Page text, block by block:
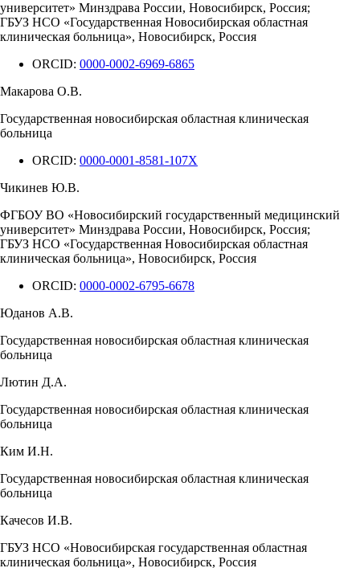
университет» Минздрава России, Новосибирск, Россия;
ГБУЗ НСО «Государственная Новосибирская областная
клиническая больница», Новосибирск, Россия
ORCID: 0000-0002-6969-6865
Макарова О.В.
Государственная новосибирская областная клиническая
больница
ORCID: 0000-0001-8581-107X
Чикинев Ю.В.
ФГБОУ ВО «Новосибирский государственный медицинский
университет» Минздрава России, Новосибирск, Россия;
ГБУЗ НСО «Государственная Новосибирская областная
клиническая больница», Новосибирск, Россия
ORCID: 0000-0002-6795-6678
Юданов А.В.
Государственная новосибирская областная клиническая
больница
Лютин Д.А.
Государственная новосибирская областная клиническая
больница
Ким И.Н.
Государственная новосибирская областная клиническая
больница
Качесов И.В.
ГБУЗ НСО «Новосибирская государственная областная
клиническая больница», Новосибирск, Россия